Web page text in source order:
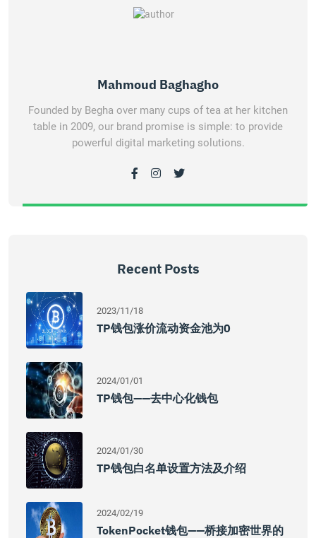
Mahmoud Baghagho
Founded by Begha over many cups of tea at her kitchen
table in 2009, our brand promise is simple: to provide
powerful digital marketing solutions.
Recent Posts
2023/11/18
TP钱包涨价流动资金池为0
2024/01/01
TP钱包——去中心化钱包
2024/01/30
TP钱包白名单设置方法及介绍
2024/02/19
TokenPocket钱包——桥接加密世界的